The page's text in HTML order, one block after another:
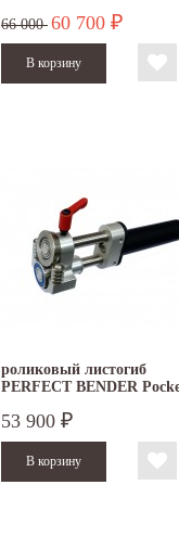
66 000 60 700 ₽
роликовый листогиб
PERFECT BENDER
53 900 ₽